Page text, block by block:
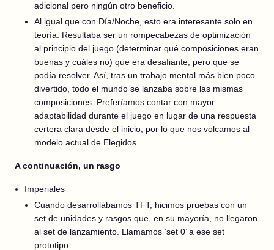
adicional pero ningún otro beneficio.
Al igual que con Día/Noche, esto era interesante solo en
teoría. Resultaba ser un rompecabezas de optimización
al principio del juego (determinar qué composiciones eran
buenas y cuáles no) que era desafiante, pero que se
podía resolver. Así, tras un trabajo mental más bien poco
divertido, todo el mundo se lanzaba sobre las mismas
composiciones. Preferíamos contar con mayor
adaptabilidad durante el juego en lugar de una respuesta
certera clara desde el inicio, por lo que nos volcamos al
modelo actual de Elegidos.
A continuación, un rasgo
Imperiales
Cuando desarrollábamos TFT, hicimos pruebas con un
set de unidades y rasgos que, en su mayoría, no llegaron
al set de lanzamiento. Llamamos ‘set 0’ a ese set
prototipo.